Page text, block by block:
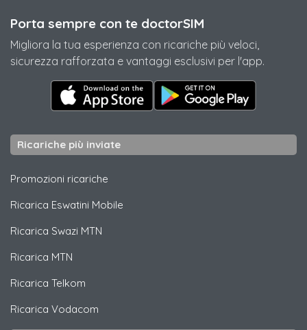
Porta sempre con te doctorSIM
Migliora la tua esperienza con ricariche più veloci,
sicurezza rafforzata e vantaggi esclusivi per l'app.
Ricariche più inviate
Promozioni ricariche
Ricarica Eswatini Mobile
Ricarica Swazi MTN
Ricarica MTN
Ricarica Telkom
Ricarica Vodacom